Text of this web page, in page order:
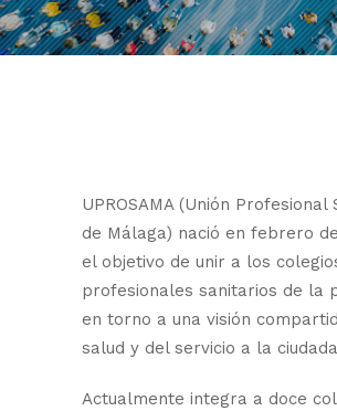
UPROSAMA (Unión Profesional
de Málaga) nació en febrero
el objetivo de unir a los
profesionales sanitarios de la
en torno a una visión
salud y del servicio a la
Actualmente integra a doce